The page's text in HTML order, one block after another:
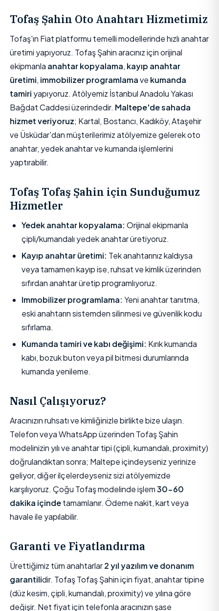
Tofaş Şahin Oto Anahtarı Hizmetimiz
Tofaş'ın Fiat platformu temelli modellerinde hızlı anahtar
üretimi yapıyoruz. Tofaş Şahin aracınız için orijinal
ekipmanla anahtar kopyalama, kayıp anahtar
üretimi, immobilizer programlamave kumanda
tamiri yapıyoruz. Atölyemiz İstanbul Anadolu Yakası
Bağdat Caddesi üzerindedir. Maltepe'de sahada
hizmet veriyoruz; Kartal, Bostancı, Kadıköy, Ataşehir
ve Üsküdar'dan müşterilerimiz atölyemize gelerek oto
anahtar, yedek anahtar ve kumanda işlemlerini
yaptırabilir.
Tofaş Tofaş Şahin için Sunduğumuz
Hizmetler
Yedek anahtar kopyalama: Orijinal ekipmanla
çipli/kumandalı yedek anahtar üretiyoruz.
Kayıp anahtar üretimi: Tek anahtarınız kaldıysa
veya tamamen kayıp ise, ruhsat ve kimlik üzerinden
sıfırdan anahtar üretip programlıyoruz.
Immobilizer programlama: Yeni anahtar tanıtma,
eski anahtarın sistemden silinmesi ve güvenlik kodu
sıfırlama.
Kumanda tamiri ve kabı değişimi: Kırık kumanda
kabı, bozuk buton veya pil bitmesi durumlarında
kumanda yenileme.
Nasıl Çalışıyoruz?
Aracınızın ruhsatı ve kimliğinizle birlikte bize ulaşın.
Telefon veya WhatsApp üzerinden Tofaş Şahin
modelinizin yılı ve anahtar tipi (çipli, kumandalı, proximity)
doğrulandıktan sonra; Maltepe içindeyseniz yerinize
geliyor, diğer ilçelerdeyseniz sizi atölyemizde
karşılıyoruz. Çoğu Tofaş modelinde işlem30-60
dakika içindetamamlanır. Ödeme nakit, kart veya
havale ile yapılabilir.
Garanti ve Fiyatlandırma
Ürettiğimiz tüm anahtarlar2 yıl yazılım ve donanım
garantilidir. Tofaş Tofaş Şahin için fiyat, anahtar tipine
(düz kesim, çipli, kumandalı, proximity) ve yılına göre
değişir. Net fiyat için telefonla aracınızın şase